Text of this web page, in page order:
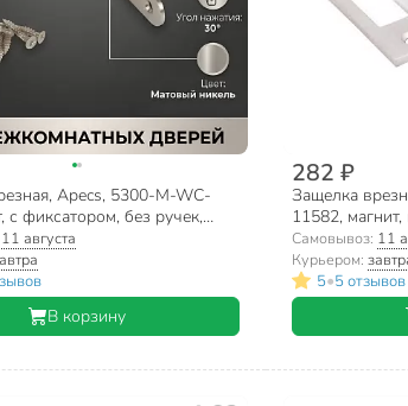
Apecs, 5300-M-WC-
с фиксатором, без ручек,
11 августа
В корзину
282 ₽
Защелка
11582,
Самовывоз: 11
Курьером:
5•5 отзывов